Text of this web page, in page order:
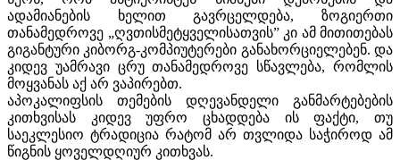
ადამიანების ხელით გავრცელდება, ზოგიერთი
თანამედროვე „ღვთისმეტყველისათვის” კი ამ მითითებას
გიგანტური კიბორგ-კომპიუტერები განახორციელებენ. და
კიდევ უამრავი ცრუ თანამედროვე სწავლება, რომლის
მოყვანას აქ არ ვაპირებთ.
აპოკალიფსის თემების დღევანდელი განმარტებების
კითხვისას კიდევ უფრო ცხადდება ის ფაქტი, თუ
საეკლესიო ტრადიცია რატომ არ თვლიდა საჭიროდ ამ
წიგნის ყოველდღიურ კითხვას.